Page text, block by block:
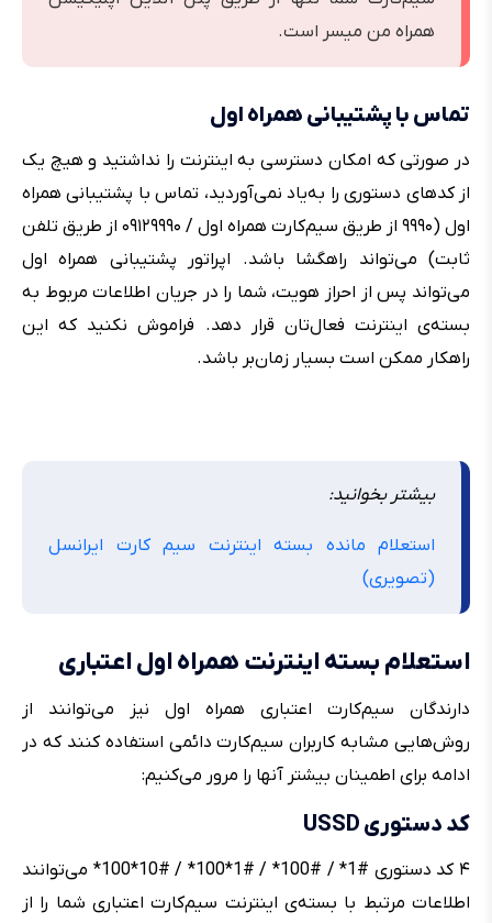
همراه من میسر است.
تماس با پشتیبانی همراه اول
در صورتی که امکان دسترسی به اینترنت را نداشتید و هیچ یک
از کدهای دستوری را به‌یاد نمی‌آوردید، تماس با پشتیبانی همراه
اول (۹۹۹۰ از طریق سیم‌کارت همراه اول / ۰۹۱۲۹۹۹۰ از طریق تلفن
ثابت) می‌تواند راهگشا باشد. اپراتور پشتیبانی همراه اول
می‌تواند پس از احراز هویت، شما را در جریان اطلاعات مربوط به
بسته‌ی اینترنت فعال‌تان قرار دهد. فراموش نکنید که این
راهکار ممکن است بسیار زمان‌بر باشد.
بیشتر بخوانید:
استعلام مانده بسته اینترنت سیم کارت ایرانسل
(تصویری)
استعلام بسته اینترنت همراه اول اعتباری
دارندگان سیم‌کارت اعتباری همراه اول نیز می‌توانند از
روش‌هایی مشابه کاربران سیم‌کارت دائمی استفاده کنند که در
ادامه برای اطمینان بیشتر آنها را مرور می‌کنیم:
کد دستوری USSD
۴ کد دستوری #1* / #100* / #1*100* / #10*100* می‌توانند
اطلاعات مرتبط با بسته‌ی اینترنت سیم‌کارت اعتباری شما را از